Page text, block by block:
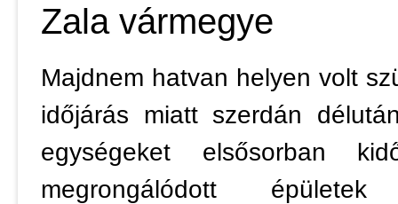
Zala vármegye
Majdnem hatvan helyen volt
időjárás miatt szerdán
egységeket elsősorban
megrongálódott